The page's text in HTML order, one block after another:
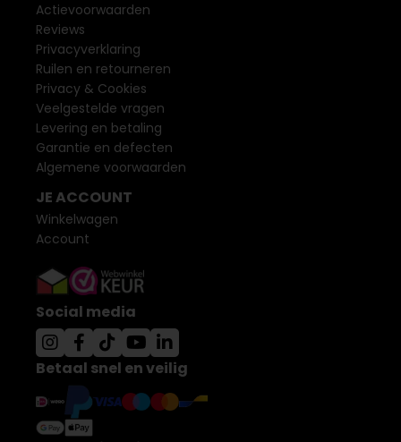
Actievoorwaarden
Reviews
Privacyverklaring
Ruilen en retourneren
Privacy & Cookies
Veelgestelde vragen
Levering en betaling
Garantie en defecten
Algemene voorwaarden
JE ACCOUNT
Winkelwagen
Account
Social media
Betaal snel en veilig